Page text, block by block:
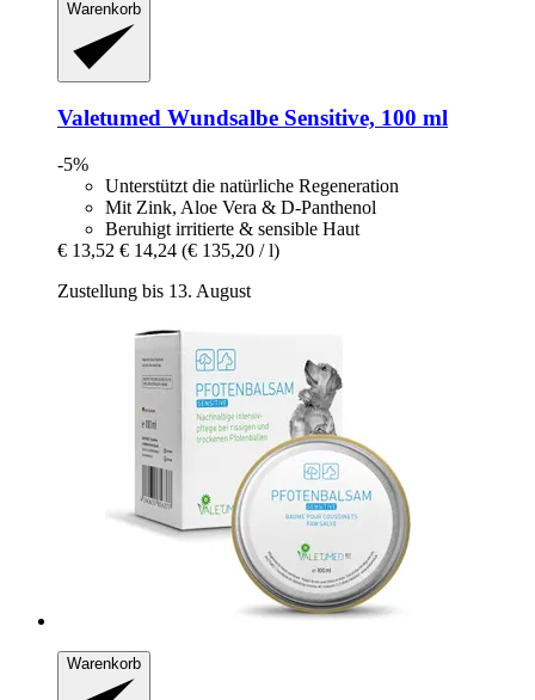
Warenkorb
Valetumed Wundsalbe Sensitive, 100 ml
-5%
Unterstützt die natürliche Regeneration
Mit Zink, Aloe Vera & D-Panthenol
Beruhigt irritierte & sensible Haut
€ 13,52 € 14,24 (€ 135,20 / l)
Zustellung bis 13. August
Warenkorb